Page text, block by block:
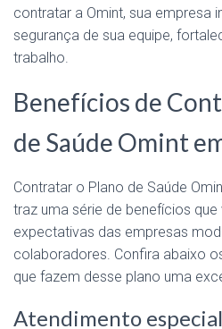
contratar a Omint, sua empresa
segurança de sua equipe,
trabalho.
Benefícios de
de Saúde Omint
Contratar o Plano de Saúde
traz uma série de benefícios
expectativas das empresas
colaboradores. Confira abaixo
que fazem desse plano uma
Atendimento